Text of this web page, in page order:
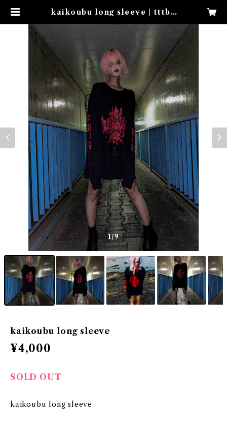
kaikoubu long sleeve | tttbb
1/9
kaikoubu long sleeve
¥4,000
SOLD OUT
kaikoubu long sleeve